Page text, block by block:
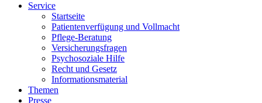
Service
Startseite
Patientenverfügung und Vollmacht
Pflege-Beratung
Versicherungsfragen
Psychosoziale Hilfe
Recht und Gesetz
Informationsmaterial
Themen
Presse